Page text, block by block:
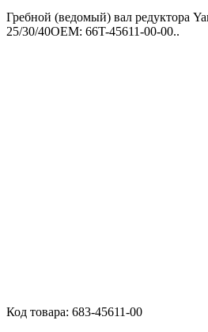
Гребной (ведомый) вал редуктора
25/30/40OEM: 66T-45611-00-00..
Код товара: 683-45611-00